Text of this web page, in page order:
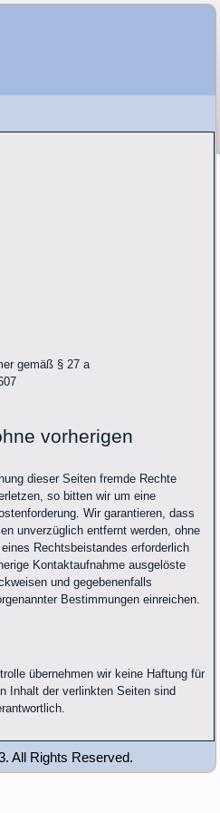
gemäß § 27 a
vorherigen
dieser Seiten fremde Rechte
so bitten wir um eine
Wir garantieren, dass
unverzüglich entfernt werden, ohne
Rechtsbeistandes erforderlich
Kontaktaufnahme ausgelöste
und gegebenenfalls
Bestimmungen einreichen.
übernehmen wir keine Haftung für
Inhalt der verlinkten Seiten sind
All Rights Reserved.